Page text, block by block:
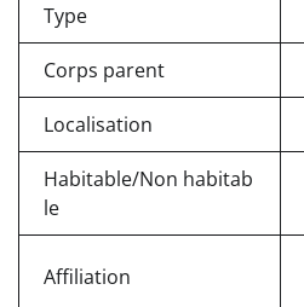
Type
Corps parent
Localisation
Habitable/Non habitab
le
Affiliation